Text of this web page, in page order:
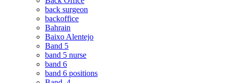
back surgeon
backoffice
Bahrain
Baixo Alentejo
Band 5
band 5 nurse
band 6
band 6 positions